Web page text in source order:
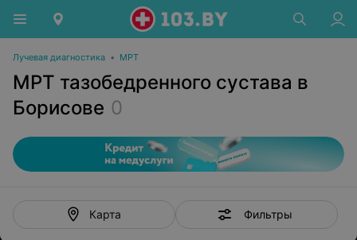
Лучевая диагностика • МРТ
МРТ тазобедренного сустава в
Борисове 0
Карта Фильтры